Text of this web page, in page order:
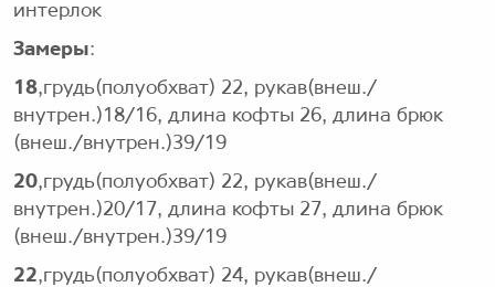
интерлок
Замеры:
18,грудь(полуобхват) 22, рукав(внеш./
внутрен.)18/16, длина кофты 26, длина брюк
(внеш./внутрен.)39/19
20,грудь(полуобхват) 22, рукав(внеш./
внутрен.)20/17, длина кофты 27, длина брюк
(внеш./внутрен.)39/19
22,грудь(полуобхват) 24, рукав(внеш./